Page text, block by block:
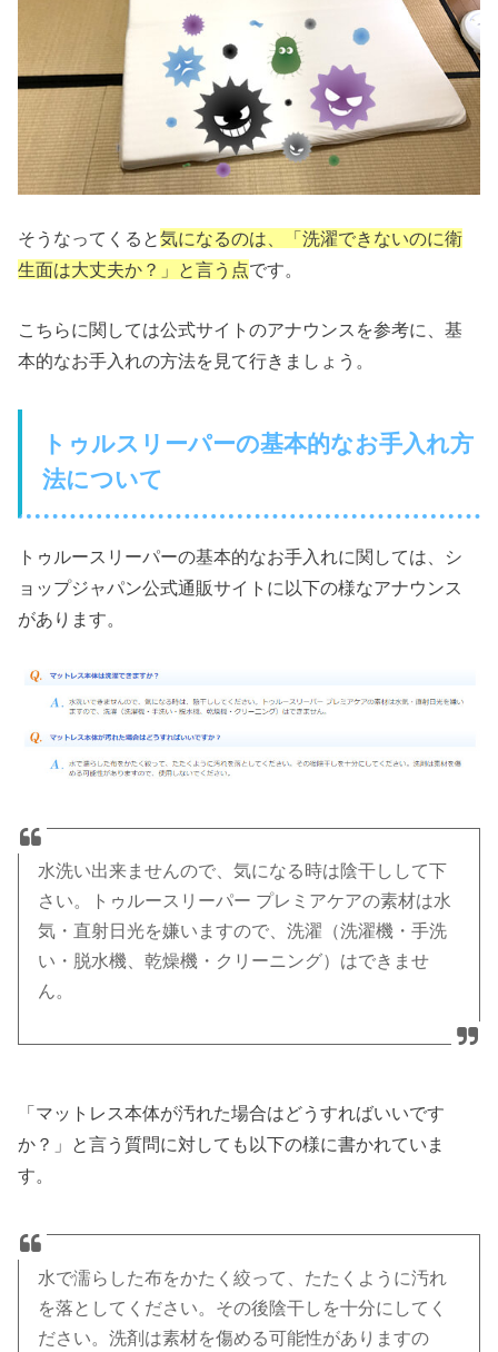
そうなってくると気になるのは、「洗濯できないのに衛
生面は大丈夫か？」と言う点です。
こちらに関しては公式サイトのアナウンスを参考に、基
本的なお手入れの方法を見て行きましょう。
トゥルスリーパーの基本的なお手入れ方
法について
トゥルースリーパーの基本的なお手入れに関しては、シ
ョップジャパン公式通販サイトに以下の様なアナウンス
があります。
水洗い出来ませんので、気になる時は陰干しして下
さい。トゥルースリーパー プレミアケアの素材は水
気・直射日光を嫌いますので、洗濯（洗濯機・手洗
い・脱水機、乾燥機・クリーニング）はできませ
ん。
「マットレス本体が汚れた場合はどうすればいいです
か？」と言う質問に対しても以下の様に書かれていま
す。
水で濡らした布をかたく絞って、たたくように汚れ
を落としてください。その後陰干しを十分にしてく
ださい。洗剤は素材を傷める可能性がありますの